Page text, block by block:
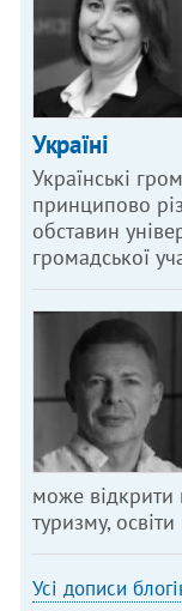
Україні
Українські
принципово
обставин
громадської
може відкрити
туризму,
Усі дописи